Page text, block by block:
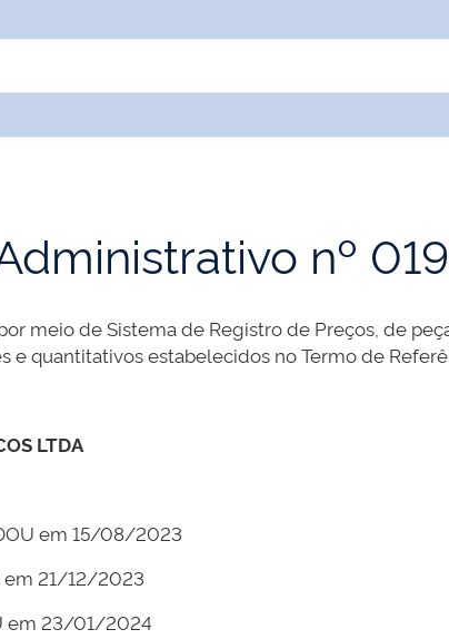
nº
meio de Sistema de Registro de Preços, de
e quantitativos estabelecidos no Termo de
LTDA
em 15/08/2023
em 21/12/2023
em 23/01/2024